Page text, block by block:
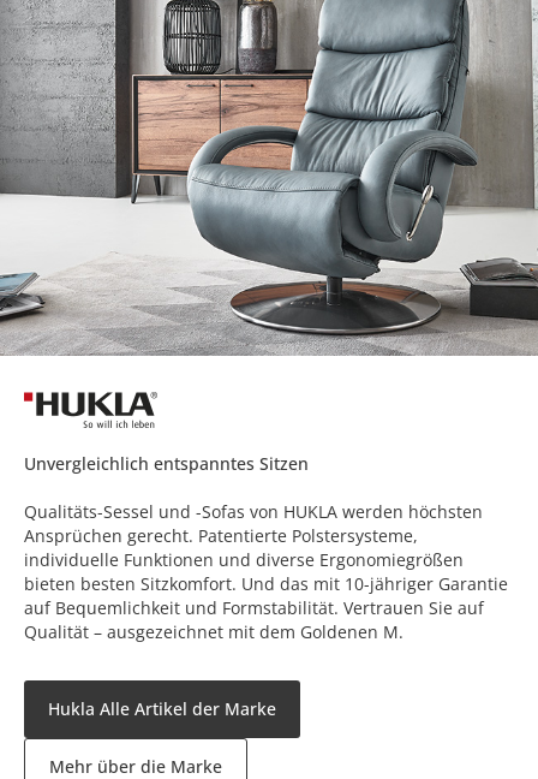
Unvergleichlich entspanntes Sitzen
Qualitäts-Sessel und -Sofas von HUKLA werden höchsten
Ansprüchen gerecht. Patentierte Polstersysteme,
individuelle Funktionen und diverse Ergonomiegrößen
bieten besten Sitzkomfort. Und das mit 10-jähriger Garantie
auf Bequemlichkeit und Formstabilität. Vertrauen Sie auf
Qualität – ausgezeichnet mit dem Goldenen M.
Hukla Alle Artikel der Marke
Mehr über die Marke